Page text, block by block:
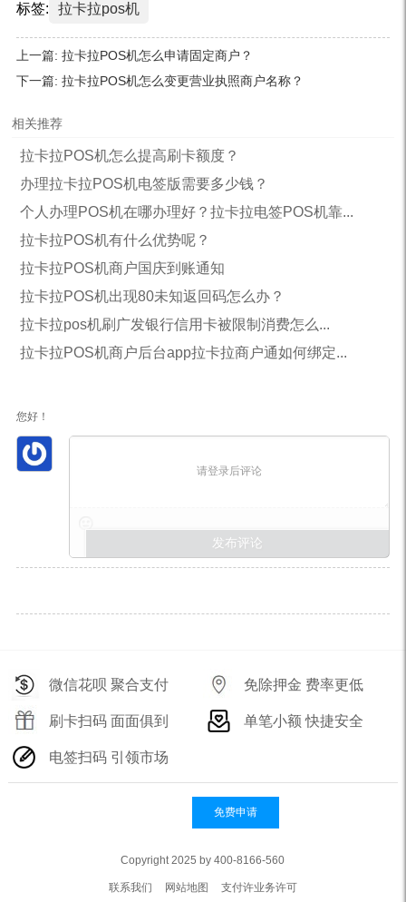
标签: 拉卡拉pos机
上一篇: 拉卡拉POS机怎么申请固定商户？
下一篇: 拉卡拉POS机怎么变更营业执照商户名称？
相关推荐
拉卡拉POS机怎么提高刷卡额度？
办理拉卡拉POS机电签版需要多少钱？
个人办理POS机在哪办理好？拉卡拉电签POS机靠...
拉卡拉POS机有什么优势呢？
拉卡拉POS机商户国庆到账通知
拉卡拉POS机出现80未知返回码怎么办？
拉卡拉pos机刷广发银行信用卡被限制消费怎么...
拉卡拉POS机商户后台app拉卡拉商户通如何绑定...
您好！
请登录后评论
微信花呗 聚合支付 免除押金 费率更低
刷卡扫码 面面俱到 单笔小额 快捷安全
电签扫码 引领市场
免费申请
Copyright 2025 by 400-8166-560
联系我们 网站地图 支付许业务许可